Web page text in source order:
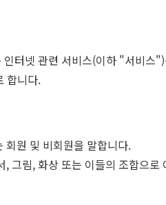
터넷 관련 서비스(이하 "서비스
합니다.
원 및 비회원을 말합니다.
그림, 화상 또는 이들의 조합으로